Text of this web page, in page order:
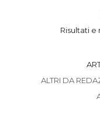
Risultati
ALTRI DA